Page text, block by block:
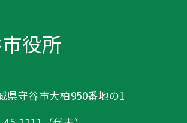
役所
守谷市大柏950番地の1